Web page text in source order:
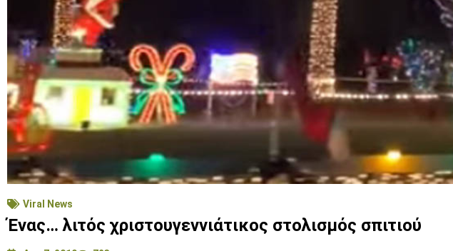
Viral News
Ένας… λιτός χριστουγεννιάτικος στολισμός σπιτιού